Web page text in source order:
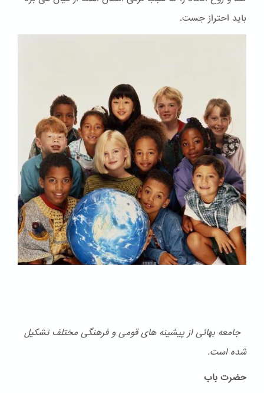
باید احتراز جست.
جامعه بهائی از پیشینه های قومی و فرهنگی مختلف تشكیل
شده است.
حضرت باب